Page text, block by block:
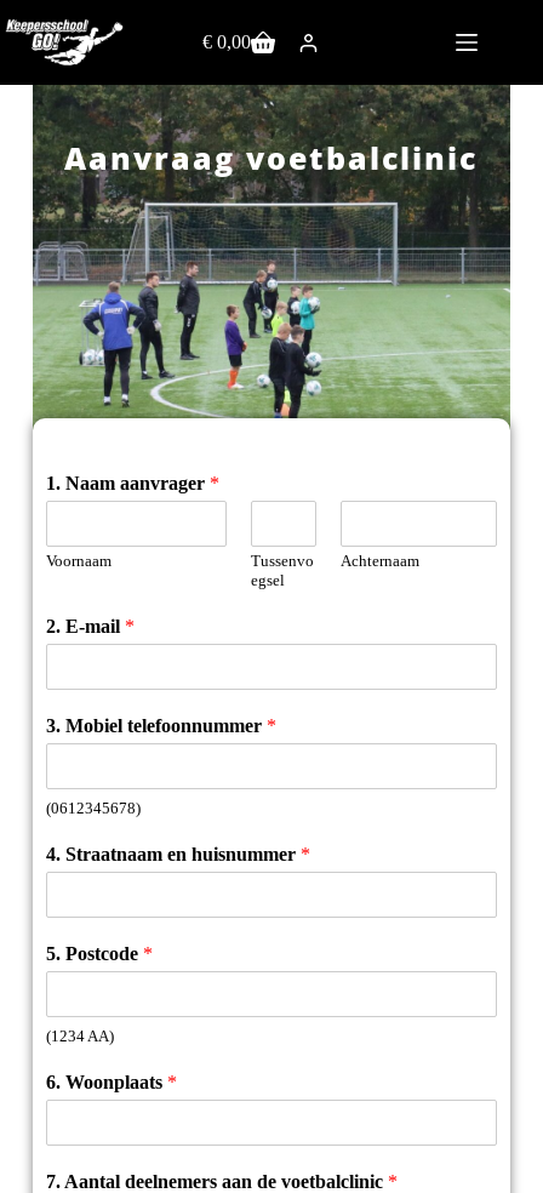
€ 0,00
Aanvraag voetbalclinic
1. Naam aanvrager *
Voornaam
Tussenvo
egsel
Achternaam
2. E-mail *
3. Mobiel telefoonnummer *
(0612345678)
4. Straatnaam en huisnummer *
5. Postcode *
(1234 AA)
6. Woonplaats *
7. Aantal deelnemers aan de voetbalclinic *